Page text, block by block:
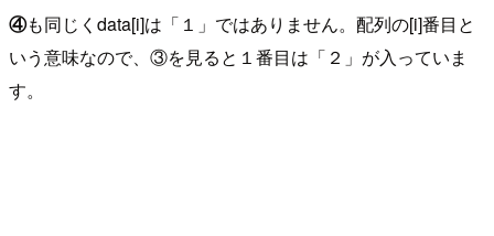
④も同じくdata[i]は「１」ではありません。配列の[i]番目と
いう意味なので、③を見ると１番目は「２」が入っていま
す。